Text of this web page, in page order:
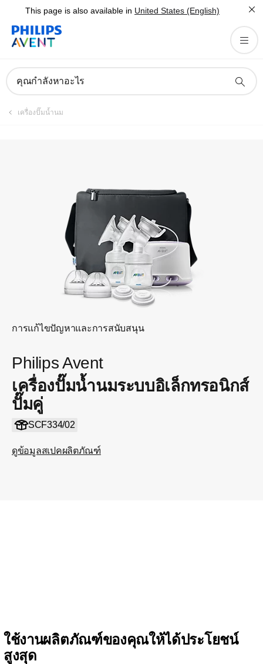
This page is also available in United States (English)
คุณกำลังหาอะไร
เครื่องปั๊มน้ำนม
การแก้ไขปัญหาและการสนับสนุน
Philips Avent
เครื่องปั๊มน้ำนมระบบอิเล็กทรอนิกส์
ปั๊มคู่
SCF334/02
ดูข้อมูลสเปคผลิตภัณฑ์
ใช้งานผลิตภัณฑ์ของคุณให้ได้ประโยชน์
สูงสุด